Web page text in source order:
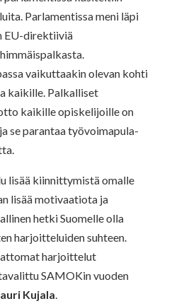
Parlamentissa meni läpi
EU-direktiiviä
vaikuttaakin olevan kohti
kaikille. Palkalliset
kaikille opiskelijoille on
se parantaa työvoimapula-
lisää kiinnittymistä omalle
lisää motivaatiota ja
hetki Suomelle olla
harjoitteluiden suhteen.
harjoittelut
SAMOKin vuoden
Kujala